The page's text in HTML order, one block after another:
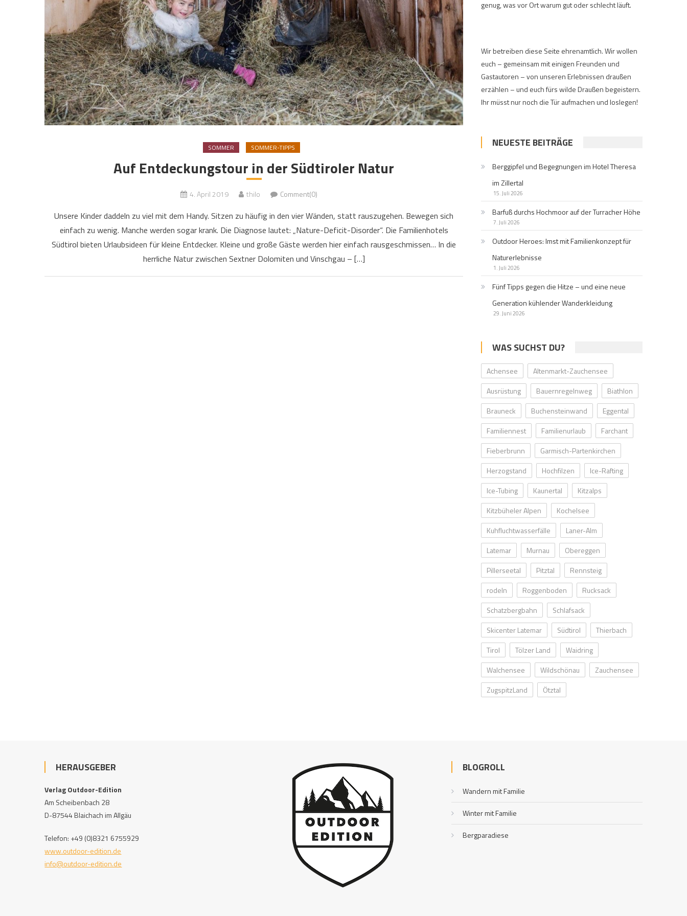
SOMMER SOMMER-TIPPS
Auf Entdeckungstour in der Südtiroler Natur
4. April 2019 thilo Comment(0)
Unsere Kinder daddeln zu viel mit dem Handy. Sitzen zu häufig in den vier Wänden, statt rauszugehen. Bewegen sich
einfach zu wenig. Manche werden sogar krank. Die Diagnose lautet: „Nature-Deficit-Disorder“. Die Familienhotels
Südtirol bieten Urlaubsideen für kleine Entdecker. Kleine und große Gäste werden hier einfach rausgeschmissen… In die
herrliche Natur zwischen Sextner Dolomiten und Vinschgau – […]
genug, was vor Ort warum gut oder schlecht läuft.
Wir betreiben diese Seite ehrenamtlich. Wir wollen
euch – gemeinsam mit einigen Freunden und
Gastautoren – von unseren Erlebnissen draußen
erzählen – und euch fürs wilde Draußen begeistern.
Ihr müsst nur noch die Tür aufmachen und loslegen!
NEUESTE BEITRÄGE
Berggipfel und Begegnungen im Hotel Theresa
im Zillertal
15. Juli 2026
Barfuß durchs Hochmoor auf der Turracher Höhe
7. Juli 2026
Outdoor Heroes: Imst mit Familienkonzept für
Naturerlebnisse
1. Juli 2026
Fünf Tipps gegen die Hitze – und eine neue
Generation kühlender Wanderkleidung
29. Juni 2026
WAS SUCHST DU?
Achensee
Altenmarkt-Zauchensee
Ausrüstung
Bauernregelnweg
Biathlon
Brauneck
Buchensteinwand
Eggental
Familiennest
Familienurlaub
Farchant
Fieberbrunn
Garmisch-Partenkirchen
Herzogstand
Hochfilzen
Ice-Rafting
Ice-Tubing
Kaunertal
Kitzalps
Kitzbüheler Alpen
Kochelsee
Kuhfluchtwasserfälle
Laner-Alm
Latemar
Murnau
Obereggen
Pillerseetal
Pitztal
Rennsteig
rodeln
Roggenboden
Rucksack
Schatzbergbahn
Schlafsack
Skicenter Latemar
Südtirol
Thierbach
Tirol
Tölzer Land
Waidring
Walchensee
Wildschönau
Zauchensee
ZugspitzLand
Ötztal
HERAUSGEBER
Verlag Outdoor-Edition
Am Scheibenbach 28
D-87544 Blaichach im Allgäu
Telefon: +49 (0)8321 6755929
www.outdoor-edition.de
info@outdoor-edition.de
BLOGROLL
Wandern mit Familie
Winter mit Familie
Bergparadiese